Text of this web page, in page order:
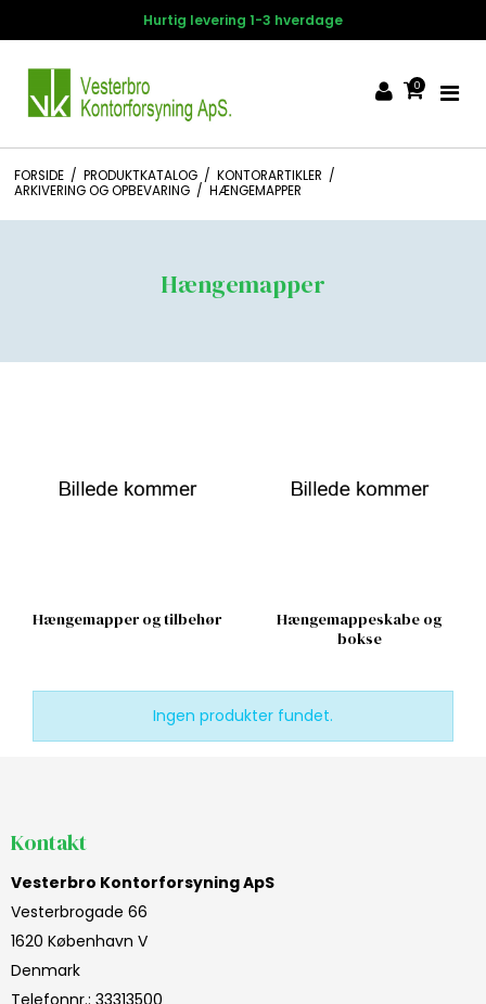
Hurtig levering 1-3 hverdage
0
FORSIDE / PRODUKTKATALOG / KONTORARTIKLER /
ARKIVERING OG OPBEVARING / HÆNGEMAPPER
Hængemapper
Hængemapper og tilbehør
Hængemappeskabe og
bokse
Ingen produkter fundet.
Kontakt
Vesterbro Kontorforsyning ApS
Vesterbrogade 66
1620 København V
Denmark
Telefonnr.: 33313500